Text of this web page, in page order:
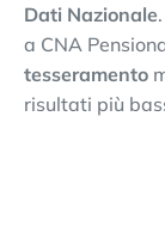
Dati Nazionale
a CNA
tesseramento
risultati più